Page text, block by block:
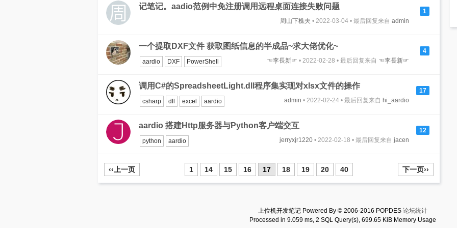
记笔记。aadio范例中免注册调用远程桌面连接失败问题
周山下樵夫 • 2022-03-04 • 最后回复来自 admin
1
一个提取DXF文件 获取图纸信息的半成品~求大佬优化~
aardio DXF PowerShell ☜李長新☞ • 2022-02-28 • 最后回复来自 ☜李長新☞
4
调用C#的SpreadsheetLight.dll程序集实现对xlsx文件的操作
csharp dll excel aardio admin • 2022-02-24 • 最后回复来自 hi_aardio
17
aardio 搭建Http服务器与Python客户端交互
python aardio jerryxjr1220 • 2022-02-18 • 最后回复来自 jacen
12
‹‹上一页 1 14 15 16 17 18 19 20 40 下一页››
上位机开发笔记 Powered By © 2006-2016 POPDES 论坛统计
Processed in 9.059 ms, 2 SQL Query(s), 699.65 KiB Memory Usage